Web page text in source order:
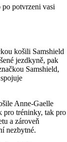
po potvrzeni vasi
košili Samshield
jezdkyně, pak
Samshield,
Anne-Gaelle
pro tréninky, tak pro
a zároveň
nezbytné.